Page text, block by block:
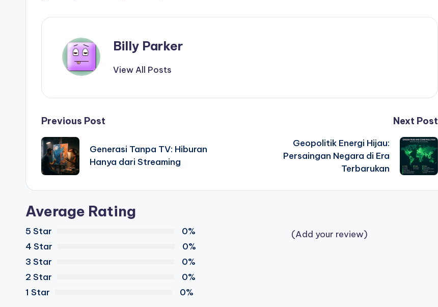
Billy Parker
View All Posts
Post
navigation
Previous Post
Generasi Tanpa TV: Hiburan
Hanya dari Streaming
Next Post
Geopolitik Energi Hijau:
Persaingan Negara di Era
Terbarukan
Average Rating
5 Star
0%
4 Star
0%
3 Star
0%
2 Star
0%
1 Star
0%
(Add your review)